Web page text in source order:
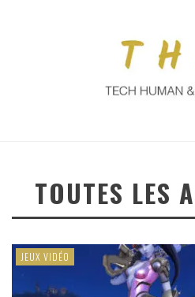
TOUTES LES
JEUX VIDÉO